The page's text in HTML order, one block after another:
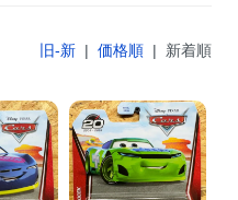
旧-新| 価格順| 新着順